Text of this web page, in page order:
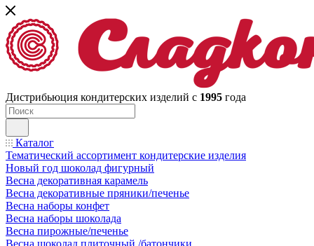
Дистрибьюция кондитерских изделий с 1995 года
Каталог
Тематический ассортимент кондитерские изделия
Новый год шоколад фигурный
Весна декоративная карамель
Весна декоративные пряники/печенье
Весна наборы конфет
Весна наборы шоколада
Весна пирожные/печенье
Весна шоколад плиточный /батончики